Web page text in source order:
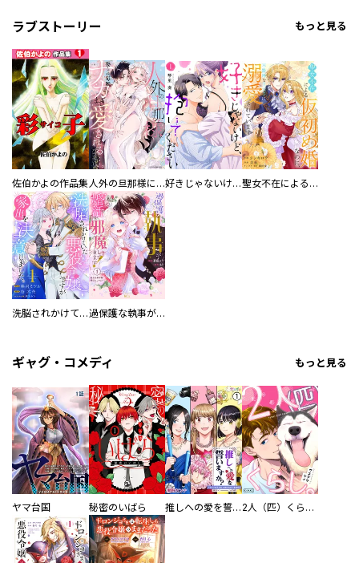
ラブストーリー もっと見る
佐伯かよの作品集 人外の旦那様に娶られ毎晩ナカまで愛される…。アンソロジー 好きじゃないけど、抱いてください【電子単行本版／特典おまけ付き】 聖女不在による仮初め婚なのに、不器用な王太子に溺愛されています【電子単行本版／特典おまけ付き】
洗脳されかけていた悪役令嬢ですが家出を決意しました。【電子単行本版／特典おまけ付き】 過保護な執事が私の婚活を邪魔してきます！ 分冊版
ギャグ・コメディ もっと見る
ヤマ台国 秘密のいばら 推しへの愛を誓いますか？～アラサー女子、推しは逃げぬが人生逃げる～ 2人（匹）くらし。